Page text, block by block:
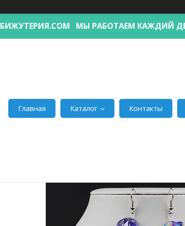
БИЖУТЕРИЯ.COM МЫ РАБОТАЕМ
Главная Каталог Контакты